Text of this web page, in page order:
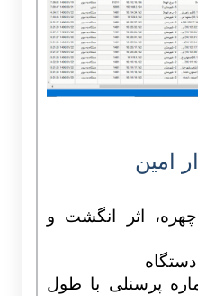
امین
اثر انگشت و
دستگاه
پرسنلی با طول